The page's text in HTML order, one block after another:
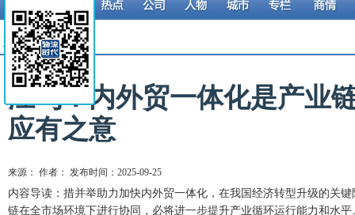
观点 > 汪鸣
汪鸣：内外贸一体化是产业
应有之意
来源： 作者： 发布时间：2025-09-25
内容导读：措并举助力加快内外贸一体化，在我国经济转型升级的关
链在全市场环境下进行协同，必将进一步提升产业循环运行能力和水平